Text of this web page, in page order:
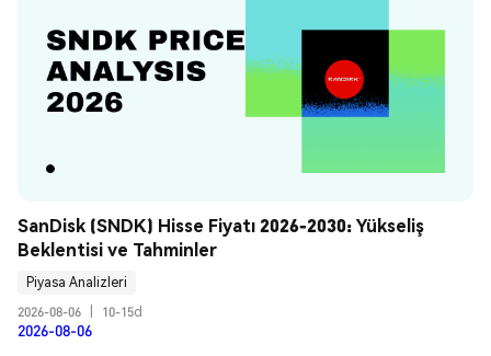
SanDisk (SNDK) Hisse Fiyatı 2026-2030: Yükseliş
Beklentisi ve Tahminler
Piyasa Analizleri
2026-08-06
10-15d
2026-08-06